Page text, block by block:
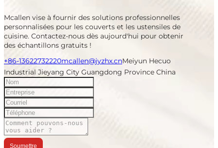
Mcallen vise à fournir des solutions professionnelles
personnalisées pour les couverts et les ustensiles de
cuisine. Contactez-nous dès aujourd'hui pour obtenir
des échantillons gratuits !
+86-13622732220mcallen@jyzhx.cnMeiyun Hecuo
Industrial Jieyang City Guangdong Province China
Soumettre